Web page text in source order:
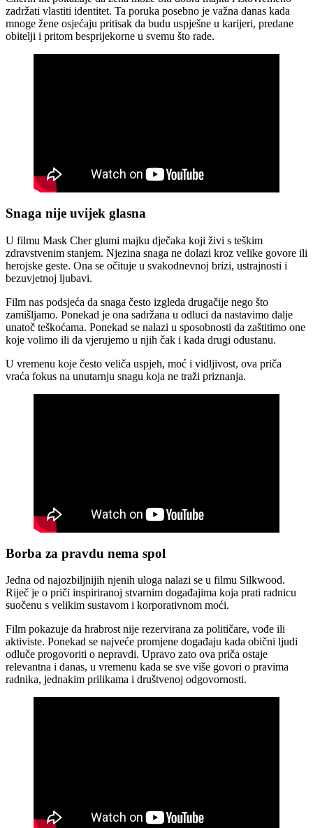
zadržati vlastiti identitet. Ta poruka posebno je važna danas kada
mnoge žene osjećaju pritisak da budu uspješne u karijeri, predane
obitelji i pritom besprijekorne u svemu što rade.
Snaga nije uvijek glasna
U filmu Mask Cher glumi majku dječaka koji živi s teškim
zdravstvenim stanjem. Njezina snaga ne dolazi kroz velike govore ili
herojske geste. Ona se očituje u svakodnevnoj brizi, ustrajnosti i
bezuvjetnoj ljubavi.
Film nas podsjeća da snaga često izgleda drugačije nego što
zamišljamo. Ponekad je ona sadržana u odluci da nastavimo dalje
unatoč teškoćama. Ponekad se nalazi u sposobnosti da zaštitimo one
koje volimo ili da vjerujemo u njih čak i kada drugi odustanu.
U vremenu koje često veliča uspjeh, moć i vidljivost, ova priča
vraća fokus na unutarnju snagu koja ne traži priznanja.
Borba za pravdu nema spol
Jedna od najozbiljnijih njenih uloga nalazi se u filmu Silkwood.
Riječ je o priči inspiriranoj stvarnim događajima koja prati radnicu
suočenu s velikim sustavom i korporativnom moći.
Film pokazuje da hrabrost nije rezervirana za političare, vođe ili
aktiviste. Ponekad se najveće promjene događaju kada obični ljudi
odluče progovoriti o nepravdi. Upravo zato ova priča ostaje
relevantna i danas, u vremenu kada se sve više govori o pravima
radnika, jednakim prilikama i društvenoj odgovornosti.